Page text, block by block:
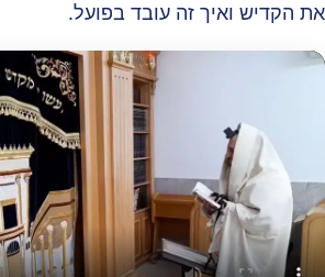
הקדיש ואיך זה עובד בפועל.